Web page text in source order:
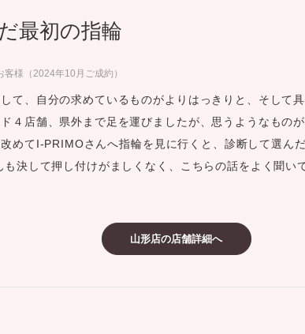
スダイヤモンド&バースストー
ーズサポート
プ
最初の指輪
様（2024年10月ご成約）
て、自分の求めているものがよりはっきりと、そして
４店舗、県外まで足を運びましたが、思うようなもの
めてI-PRIMOさんへ指輪を見に行くと、診断して選ん
決して押し付けがましくなく、こちらの話をよく聞い
山形店の店舗詳細へ